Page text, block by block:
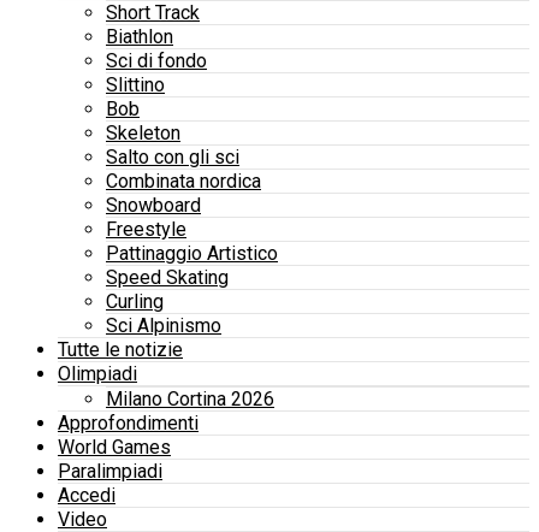
Short Track
Biathlon
Sci di fondo
Slittino
Bob
Skeleton
Salto con gli sci
Combinata nordica
Snowboard
Freestyle
Pattinaggio Artistico
Speed Skating
Curling
Sci Alpinismo
Tutte le notizie
Olimpiadi
Milano Cortina 2026
Approfondimenti
World Games
Paralimpiadi
Accedi
Video